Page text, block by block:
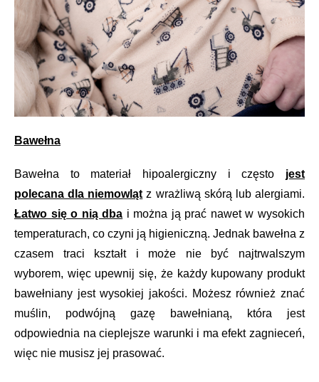
Bawełna
Bawełna to materiał hipoalergiczny i często jest
polecana dla niemowląt z wrażliwą skórą lub alergiami.
Łatwo się o nią dba i można ją prać nawet w wysokich
temperaturach, co czyni ją higieniczną. Jednak bawełna z
czasem traci kształt i może nie być najtrwalszym
wyborem, więc upewnij się, że każdy kupowany produkt
bawełniany jest wysokiej jakości. Możesz również znać
muślin, podwójną gazę bawełnianą, która jest
odpowiednia na cieplejsze warunki i ma efekt zagnieceń,
więc nie musisz jej prasować.